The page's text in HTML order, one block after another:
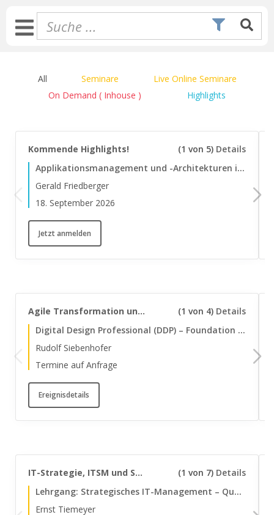
Inhalt
springen
Toggle
Navigation
All Seminare
Live Online Seminare
On Demand ( Inhouse )
Highlights
Kommende Highlights! (1 von 5) Details
Applikationsmanagement und -Architekturen im AI-Zeitalter der Souveränität
Gerald Friedberger
18. September 2026
Jetzt anmelden
Agile Transformation und SAFe® (1 von 4) Details
Digital Design Professional (DDP) – Foundation Level
Rudolf Siebenhofer
Termine auf Anfrage
Ereignisdetails
IT-Strategie, ITSM und Society 5.0 (1 von 7) Details
Lehrgang: Strategisches IT-Management – Qualifizierung zum strategischen IT-Manager mit Zertifizierung
Ernst Tiemeyer